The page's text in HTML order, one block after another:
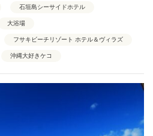
石垣島シーサイドホテル
大浴場
フサキビーチリゾート ホテル＆ヴィラズ
沖縄大好きケコ